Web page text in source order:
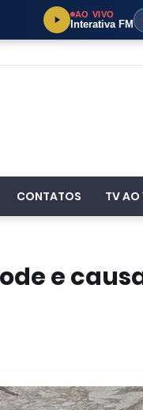
AO VIVO
Interativa FM
CONTATOS TV AO
e